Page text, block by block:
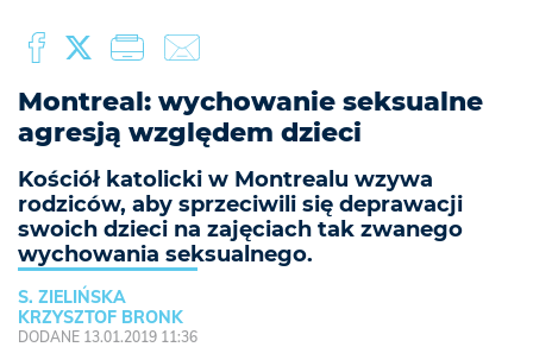
Montreal: wychowanie seksualne
agresją względem dzieci
Kościół katolicki w Montrealu wzywa
rodziców, aby sprzeciwili się deprawacji
swoich dzieci na zajęciach tak zwanego
wychowania seksualnego.
S. ZIELIŃSKA
KRZYSZTOF BRONK
DODANE 13.01.2019 11:36